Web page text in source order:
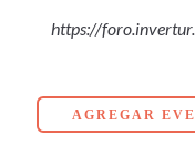
https://
AGREGAR